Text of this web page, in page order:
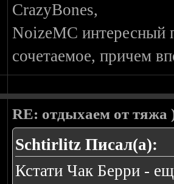
CrazyBones,
NoizeMC интересный
сочетаемое, причем
RE: отдыхаем от тяжа
Schtirlitz Писал(а):
Кстати Чак Берри -